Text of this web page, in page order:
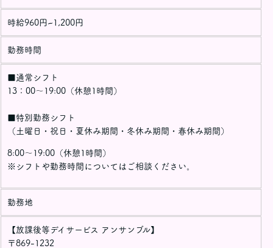
時給960円~1,200円
勤務時間
■通常シフト
13：00～19:00（休憩1時間）
■特別勤務シフト
（土曜日・祝日・夏休み期間・冬休み期間・春休み期間）
8:00～19:00（休憩1時間）
※シフトや勤務時間についてはご相談ください。
勤務地
【放課後等デイサービス アンサンブル】
〒869-1232